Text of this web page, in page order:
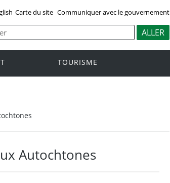
Carte du site Communiquer avec le gouvernement
TOURISME
Autochtones